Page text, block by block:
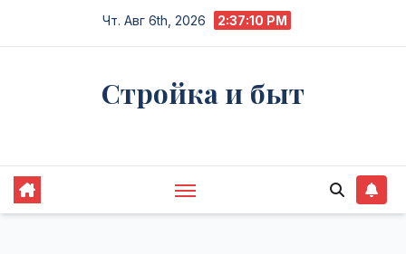
Чт. Авг 6th, 2026 2:37:11 PM
Стройка и быт